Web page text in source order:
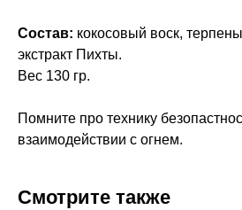
Состав: кокосовый воск,
экстракт Пихты.
Вес 130 гр.
Помните про технику
взаимодействии с огнем.
Смотрите также